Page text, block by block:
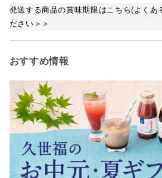
発送する商品の賞味期限はこちら(よくあ
ださい＞＞
おすすめ情報